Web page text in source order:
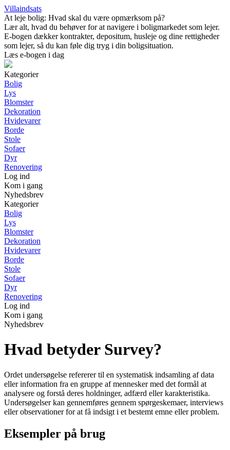
Villaindsats
At leje bolig: Hvad skal du være opmærksom på?
Lær alt, hvad du behøver for at navigere i boligmarkedet som lejer.
E-bogen dækker kontrakter, depositum, husleje og dine rettigheder
som lejer, så du kan føle dig tryg i din boligsituation.
Læs e-bogen i dag
Kategorier
Bolig
Lys
Blomster
Dekoration
Hvidevarer
Borde
Stole
Sofaer
Dyr
Renovering
Log ind
Kom i gang
Nyhedsbrev
Kategorier
Bolig
Lys
Blomster
Dekoration
Hvidevarer
Borde
Stole
Sofaer
Dyr
Renovering
Log ind
Kom i gang
Nyhedsbrev
Hvad betyder Survey?
Ordet undersøgelse refererer til en systematisk indsamling af data
eller information fra en gruppe af mennesker med det formål at
analysere og forstå deres holdninger, adfærd eller karakteristika.
Undersøgelser kan gennemføres gennem spørgeskemaer, interviews
eller observationer for at få indsigt i et bestemt emne eller problem.
Eksempler på brug